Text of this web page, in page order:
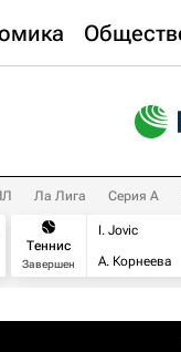
Ла Лига Серия А
Теннис
Завершен
I. Jovic
А. Корнеева